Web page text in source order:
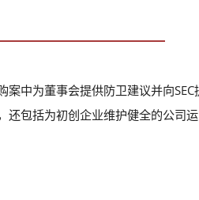
中为董事会提供防卫建议并向
包括为初创企业维护健全的公司